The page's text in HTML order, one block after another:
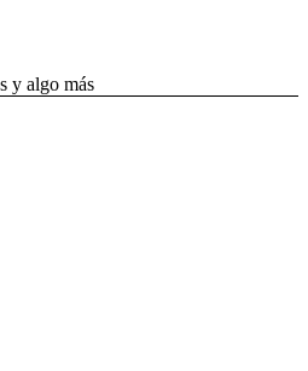
y algo más